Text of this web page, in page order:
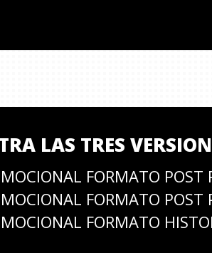
LAS TRES
FORMATO POST
FORMATO POST
FORMATO